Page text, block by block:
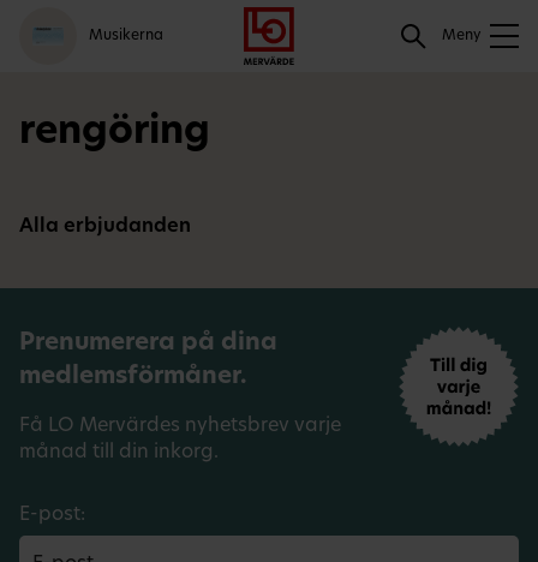
Gå
till
meny
Logga
in
Hoppa
till
innehåll
Musikerna Meny
Sök
rengöring
Alla erbjudanden
Prenumerera på dina
medlemsförmåner.
Få LO Mervärdes nyhetsbrev varje
månad till din inkorg.
E-post: